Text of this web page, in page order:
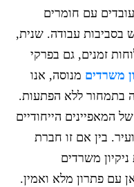
עם חומרים
בסביבות עבודה. שנית,
זמנים, גם בפרקי
משרדים מנוסה, אנו
בתמחור ללא הפתעות.
המאפיינים הייחודיים
בין אם זו חברת
ניקיון משרדים
עם פתרון מלא ואמין.